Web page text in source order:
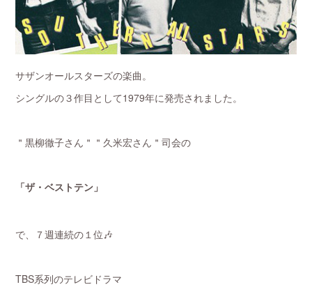
サザンオールスターズの楽曲。
シングルの３作目として1979年に発売されました。
＂黒柳徹子さん＂＂久米宏さん＂司会の
「ザ・ベストテン」
で、７週連続の１位🎶
TBS系列のテレビドラマ